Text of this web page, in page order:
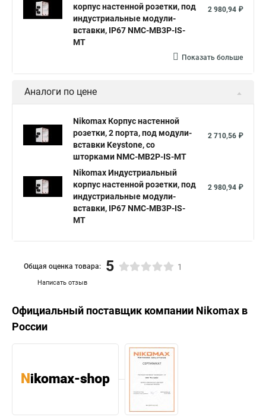
корпус настенной розетки, под
индустриальные модули-
вставки, IP67 NMC-MB3P-IS-
MT
2 980,94 ₽
Показать больше
Аналоги по цене
Nikomax Корпус настенной
розетки, 2 порта, под модули-
вставки Keystone, со
шторками NMC-MB2P-IS-MT
2 710,56 ₽
Nikomax Индустриальный
корпус настенной розетки, под
индустриальные модули-
вставки, IP67 NMC-MB3P-IS-
MT
2 980,94 ₽
Написать отзыв
Общая оценка товара: 5 1
Официальный поставщик компании Nikomax в
России